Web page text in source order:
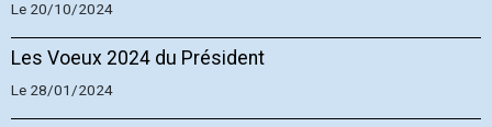
Le 20/10/2024
Les Voeux 2024 du Président
Le 28/01/2024